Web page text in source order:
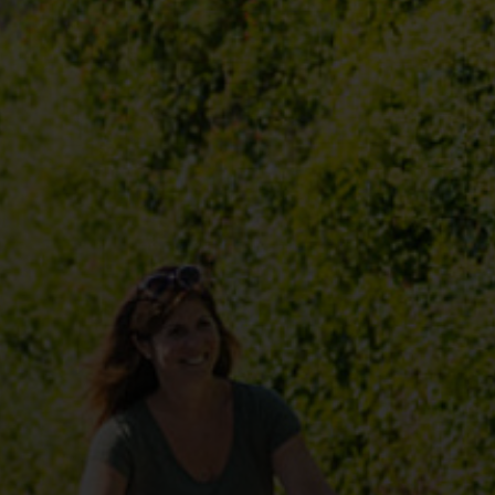
Rund um die Region
Events
DE